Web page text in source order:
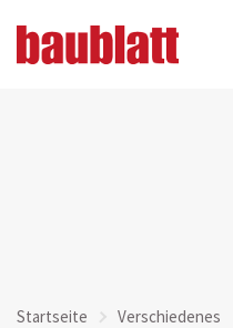
Startseite
Verschiedenes